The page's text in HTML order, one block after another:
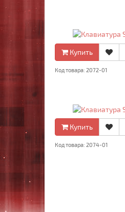
Купить
Код товара: 2072-01
Купить
Код товара: 2074-01